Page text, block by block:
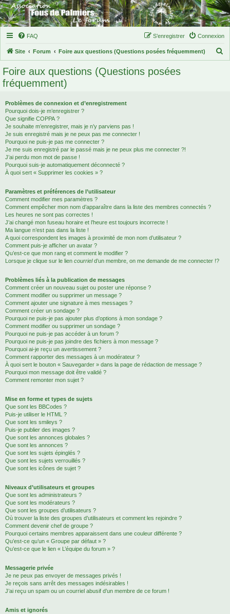
FAQ Connexion
S’enregistrer
Site Forum Foire aux questions (Questions posées fréquemment)
Foire aux questions (Questions posées
fréquemment)
Problèmes de connexion et d’enregistrement
Pourquoi dois-je m’enregistrer ?
Que signifie COPPA ?
Je souhaite m’enregistrer, mais je n’y parviens pas !
Je suis enregistré mais je ne peux pas me connecter !
Pourquoi ne puis-je pas me connecter ?
Je me suis enregistré par le passé mais je ne peux plus me connecter ?!
J’ai perdu mon mot de passe !
Pourquoi suis-je automatiquement déconnecté ?
À quoi sert « Supprimer les cookies » ?
Paramètres et préférences de l’utilisateur
Comment modifier mes paramètres ?
Comment empêcher mon nom d’apparaître dans la liste des membres connectés ?
Les heures ne sont pas correctes !
J’ai changé mon fuseau horaire et l’heure est toujours incorrecte !
Ma langue n’est pas dans la liste !
A quoi correspondent les images à proximité de mon nom d’utilisateur ?
Comment puis-je afficher un avatar ?
Qu’est-ce que mon rang et comment le modifier ?
Lorsque je clique sur le lien courrield’un membre, on me demande de me connecter !?
Problèmes liés à la publication de messages
Comment créer un nouveau sujet ou poster une réponse ?
Comment modifier ou supprimer un message ?
Comment ajouter une signature à mes messages ?
Comment créer un sondage ?
Pourquoi ne puis-je pas ajouter plus d’options à mon sondage ?
Comment modifier ou supprimer un sondage ?
Pourquoi ne puis-je pas accéder à un forum ?
Pourquoi ne puis-je pas joindre des fichiers à mon message ?
Pourquoi ai-je reçu un avertissement ?
Comment rapporter des messages à un modérateur ?
À quoi sert le bouton « Sauvegarder » dans la page de rédaction de message ?
Pourquoi mon message doit être validé ?
Comment remonter mon sujet ?
Mise en forme et types de sujets
Que sont les BBCodes ?
Puis-je utiliser le HTML ?
Que sont les smileys ?
Puis-je publier des images ?
Que sont les annonces globales ?
Que sont les annonces ?
Que sont les sujets épinglés ?
Que sont les sujets verrouillés ?
Que sont les icônes de sujet ?
Niveaux d’utilisateurs et groupes
Que sont les administrateurs ?
Que sont les modérateurs ?
Que sont les groupes d’utilisateurs ?
Où trouver la liste des groupes d’utilisateurs et comment les rejoindre ?
Comment devenir chef de groupe ?
Pourquoi certains membres apparaissent dans une couleur différente ?
Qu’est-ce qu’un « Groupe par défaut » ?
Qu’est-ce que le lien « L’équipe du forum » ?
Messagerie privée
Je ne peux pas envoyer de messages privés !
Je reçois sans arrêt des messages indésirables !
J’ai reçu un spam ou un courriel abusif d’un membre de ce forum !
Amis et ignorés